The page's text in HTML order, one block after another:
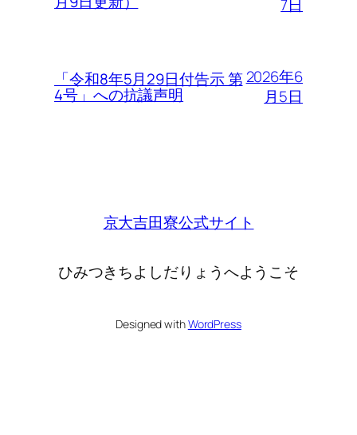
7日
「令和8年5月29日付告示 第
4号」への抗議声明
2026年6
月5日
京大吉田寮公式サイト
ひみつきちよしだりょうへようこそ
Designed withWordPress